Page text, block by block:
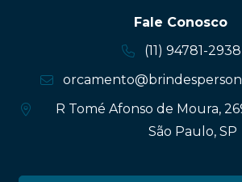
Fale Conosco
(11) 94781-2938
R Tomé Afonso de Moura,
São Paulo, SP